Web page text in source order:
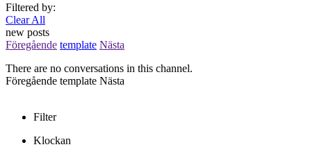
Filtered by:
Clear All
new posts
Föregående template Nästa
There are no conversations in this channel.
Föregående template Nästa
Filter
Klockan